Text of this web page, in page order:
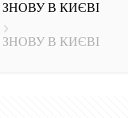
ЗНОВУ В КИЄВІ
ЗНОВУ В КИЄВІ